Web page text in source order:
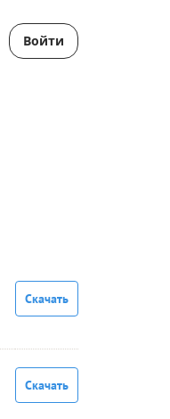
Войти
Скачать
Скачать